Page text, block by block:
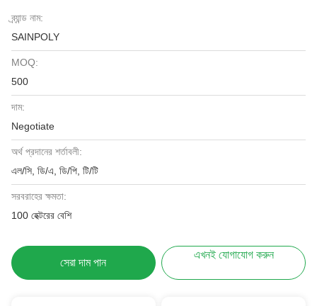
ব্র্যান্ড নাম:
SAINPOLY
MOQ:
500
দাম:
Negotiate
অর্থ প্রদানের শর্তাবলী:
এল/সি, ডি/এ, ডি/পি, টি/টি
সরবরাহের ক্ষমতা:
100 হেক্টরের বেশি
সেরা দাম পান
এখনই যোগাযোগ করুন